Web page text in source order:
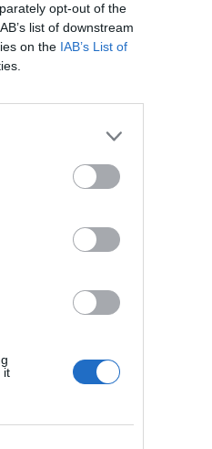
opt-out of the
list of downstream
on the IAB’s List of
it
FRISS HÍREK
Megérkezett
Nagyot ment
Nagy
Váratlan
kimondták,
ideiglenes
21:26 Késő este is
21:16
Trump új
miközben